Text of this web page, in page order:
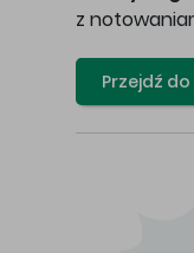
z
Przejdź